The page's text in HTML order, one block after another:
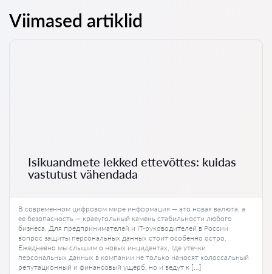
Viimased artiklid
Isikuandmete lekked ettevõttes: kuidas
vastutust vähendada
В современном цифровом мире информация — это новая валюта, а
ее безопасность — краеугольный камень стабильности любого
бизнеса. Для предпринимателей и IT-руководителей в России
вопрос защиты персональных данных стоит особенно остро.
Ежедневно мы слышим о новых инцидентах, где утечки
персональных данных в компании не только наносят колоссальный
репутационный и финансовый ущерб, но и ведут к […]